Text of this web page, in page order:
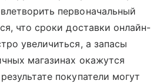
первоначальный
что сроки доставки онлайн-
увеличиться, а запасы
магазинах окажутся
покупатели могут